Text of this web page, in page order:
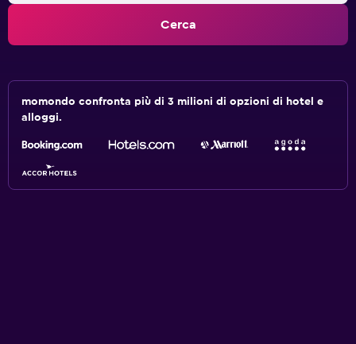
Cerca
momondo confronta più di 3 milioni di opzioni di hotel e
alloggi.